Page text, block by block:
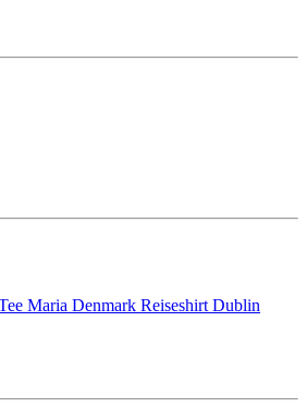
Maria Denmark Reiseshirt Dublin